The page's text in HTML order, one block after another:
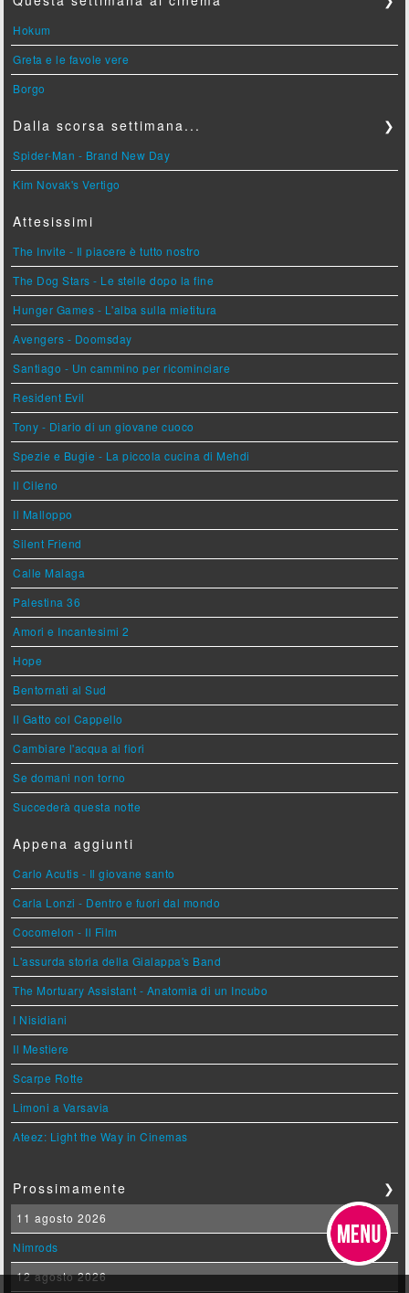
Hokum
Greta e le favole vere
Borgo
Dalla scorsa settimana... ❯
Spider-Man - Brand New Day
Kim Novak's Vertigo
Attesissimi
The Invite - Il piacere è tutto nostro
The Dog Stars - Le stelle dopo la fine
Hunger Games - L'alba sulla mietitura
Avengers - Doomsday
Santiago - Un cammino per ricominciare
Resident Evil
Tony - Diario di un giovane cuoco
Spezie e Bugie - La piccola cucina di Mehdi
Il Cileno
Il Malloppo
Silent Friend
Calle Malaga
Palestina 36
Amori e Incantesimi 2
Hope
Bentornati al Sud
Il Gatto col Cappello
Cambiare l'acqua ai fiori
Se domani non torno
Succederà questa notte
Appena aggiunti
Carlo Acutis - Il giovane santo
Carla Lonzi - Dentro e fuori dal mondo
Cocomelon - Il Film
L'assurda storia della Gialappa's Band
The Mortuary Assistant - Anatomia di un Incubo
I Nisidiani
Il Mestiere
Scarpe Rotte
Limoni a Varsavia
Ateez: Light the Way in Cinemas
Prossimamente ❯
11 agosto 2026
Nimrods
12 agosto 2026